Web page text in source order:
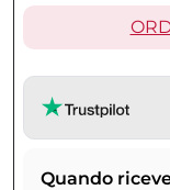
Quando